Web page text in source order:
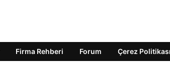
Firma Rehberi Forum Çerez Politikası